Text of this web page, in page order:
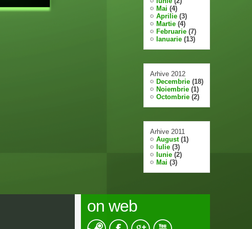
Mai (4)
Aprilie (3)
Martie (4)
Februarie (7)
Ianuarie (13)
Arhive 2012
Decembrie (18)
Noiembrie (1)
Octombrie (2)
Arhive 2011
August(1)
Iulie (3)
Iunie (2)
Mai (3)
on web